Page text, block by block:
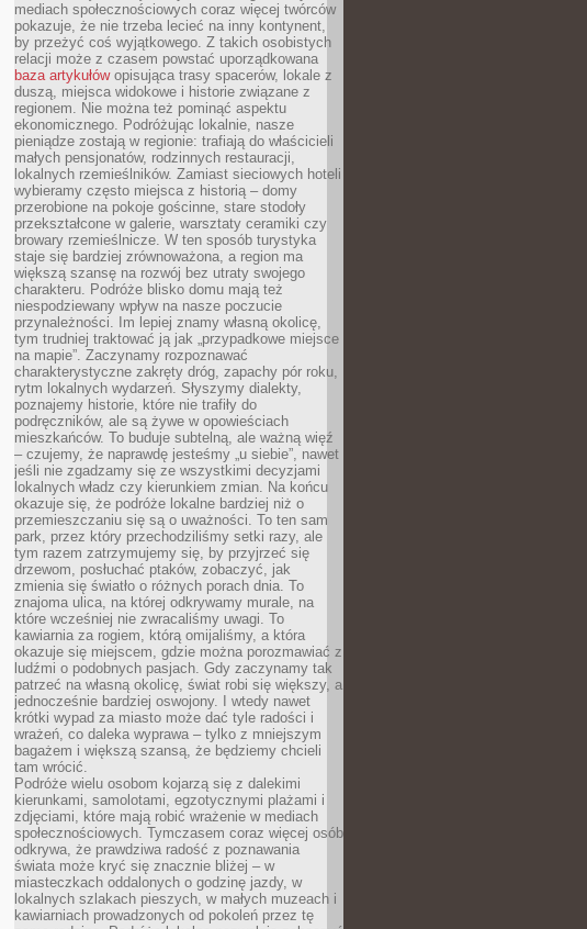
mediach społecznościowych coraz więcej twórców
pokazuje, że nie trzeba lecieć na inny kontynent,
by przeżyć coś wyjątkowego. Z takich osobistych
relacji może z czasem powstać uporządkowana
baza artykułówopisująca trasy spacerów, lokale z
duszą, miejsca widokowe i historie związane z
regionem. Nie można też pominąć aspektu
ekonomicznego. Podróżując lokalnie, nasze
pieniądze zostają w regionie: trafiają do właścicieli
małych pensjonatów, rodzinnych restauracji,
lokalnych rzemieślników. Zamiast sieciowych hoteli
wybieramy często miejsca z historią – domy
przerobione na pokoje gościnne, stare stodoły
przekształcone w galerie, warsztaty ceramiki czy
browary rzemieślnicze. W ten sposób turystyka
staje się bardziej zrównoważona, a region ma
większą szansę na rozwój bez utraty swojego
charakteru. Podróże blisko domu mają też
niespodziewany wpływ na nasze poczucie
przynależności. Im lepiej znamy własną okolicę,
tym trudniej traktować ją jak „przypadkowe miejsce
na mapie”. Zaczynamy rozpoznawać
charakterystyczne zakręty dróg, zapachy pór roku,
rytm lokalnych wydarzeń. Słyszymy dialekty,
poznajemy historie, które nie trafiły do
podręczników, ale są żywe w opowieściach
mieszkańców. To buduje subtelną, ale ważną więź
– czujemy, że naprawdę jesteśmy „u siebie”, nawet
jeśli nie zgadzamy się ze wszystkimi decyzjami
lokalnych władz czy kierunkiem zmian. Na końcu
okazuje się, że podróże lokalne bardziej niż o
przemieszczaniu się są o uważności. To ten sam
park, przez który przechodziliśmy setki razy, ale
tym razem zatrzymujemy się, by przyjrzeć się
drzewom, posłuchać ptaków, zobaczyć, jak
zmienia się światło o różnych porach dnia. To
znajoma ulica, na której odkrywamy murale, na
które wcześniej nie zwracaliśmy uwagi. To
kawiarnia za rogiem, którą omijaliśmy, a która
okazuje się miejscem, gdzie można porozmawiać z
ludźmi o podobnych pasjach. Gdy zaczynamy tak
patrzeć na własną okolicę, świat robi się większy, a
jednocześnie bardziej oswojony. I wtedy nawet
krótki wypad za miasto może dać tyle radości i
wrażeń, co daleka wyprawa – tylko z mniejszym
bagażem i większą szansą, że będziemy chcieli
tam wrócić.
Podróże wielu osobom kojarzą się z dalekimi
kierunkami, samolotami, egzotycznymi plażami i
zdjęciami, które mają robić wrażenie w mediach
społecznościowych. Tymczasem coraz więcej osób
odkrywa, że prawdziwa radość z poznawania
świata może kryć się znacznie bliżej – w
miasteczkach oddalonych o godzinę jazdy, w
lokalnych szlakach pieszych, w małych muzeach i
kawiarniach prowadzonych od pokoleń przez tę